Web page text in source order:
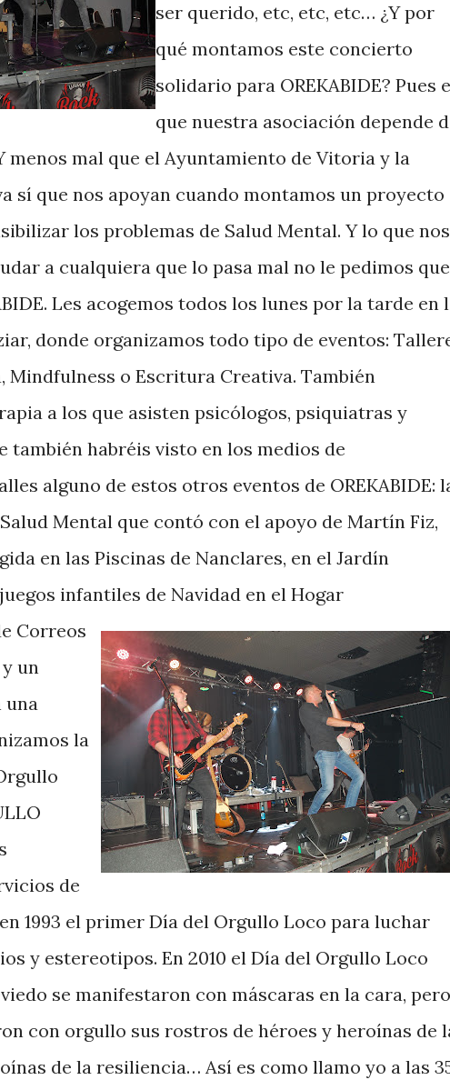
ser querido, etc, etc, etc… ¿Y por
qué montamos este concierto
solidario para OREKABIDE? Pues
que nuestra asociación depende
menos mal que el Ayuntamiento de Vitoria y la
sí que nos apoyan cuando montamos un proyecto
los problemas de Salud Mental. Y lo que nos
a cualquiera que lo pasa mal no le pedimos que
Les acogemos todos los lunes por la tarde en
donde organizamos todo tipo de eventos:
Mindfulness o Escritura Creativa. También
a los que asisten psicólogos, psiquiatras y
también habréis visto en los medios de
alguno de estos otros eventos de OREKABIDE:
Mental que contó con el apoyo de Martín Fiz,
en las Piscinas de Nanclares, en el Jardín
infantiles de Navidad en el Hogar
Correos
un
una
la
de
1993 el primer Día del Orgullo Loco para luchar
y estereotipos. En 2010 el Día del Orgullo Loco
se manifestaron con máscaras en la cara, pero
con orgullo sus rostros de héroes y heroínas de
de la resiliencia… Así es como llamo yo a las